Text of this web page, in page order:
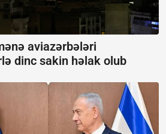
aviazərbələri
dinc sakin həlak olub